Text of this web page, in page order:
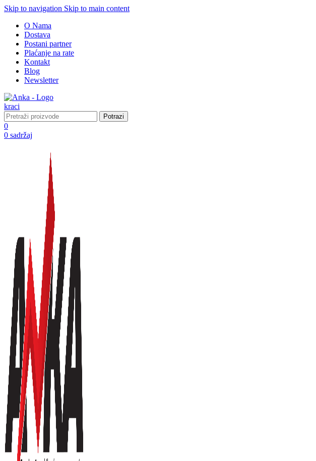
Skip to navigation Skip to main content
O Nama
Dostava
Postani partner
Plaćanje na rate
Kontakt
Blog
Newsletter
Potrazi
0
0 sadržaj